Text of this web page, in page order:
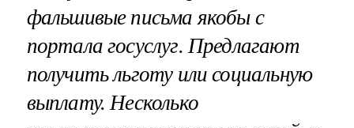
фальшивые письма якобы с
портала госуслуг. Предлагают
получить льготу или социальную
выплату. Несколько